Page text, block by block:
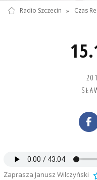
Radio Szczecin » Czas
Zaprasza Janusz Wilczyński